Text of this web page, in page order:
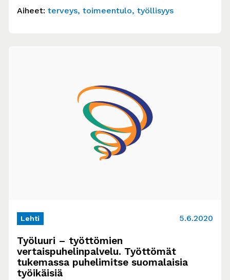
mielenilmauksen…
Aiheet: terveys toimeentulo työllisyys
Lehti 5.6.2020
Työluuri – työttömien
vertaispuhelinpalvelu. Työttömät
tukemassa puhelimitse suomalaisia
työikäisiä